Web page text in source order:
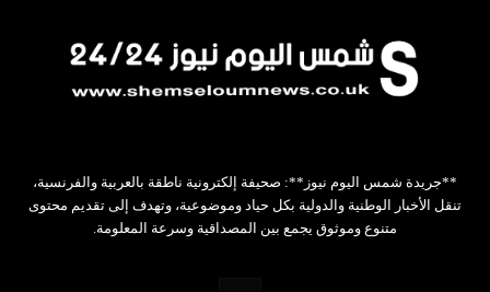
**جريدة شمس اليوم نيوز**: صحيفة إلكترونية ناطقة بالعربية والفرنسية،
تنقل الأخبار الوطنية والدولية بكل حياد وموضوعية، وتهدف إلى تقديم محتوى
متنوع وموثوق يجمع بين المصداقية وسرعة المعلومة.